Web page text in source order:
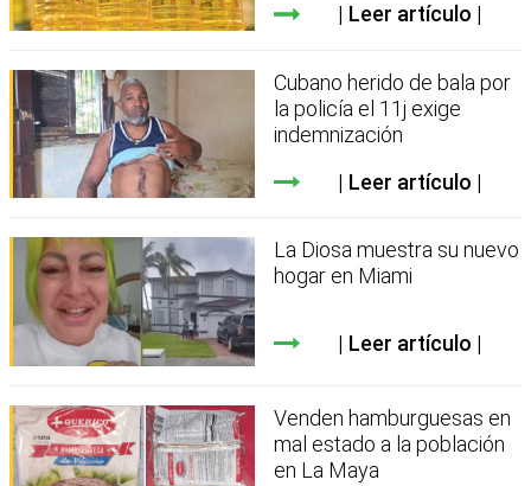
Leer artículo
Cubano herido de bala por
la policía el 11j exige
indemnización
Leer artículo
La Diosa muestra su nuevo
hogar en Miami
Leer artículo
Venden hamburguesas en
mal estado a la población
en La Maya